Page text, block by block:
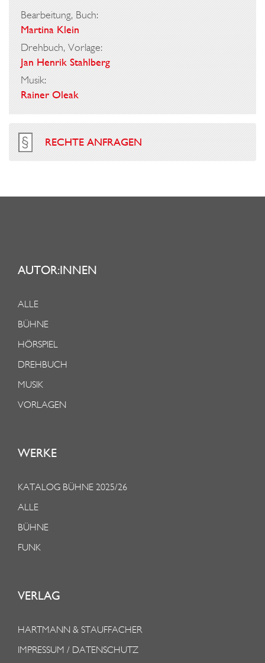
Bearbeitung, Buch:
Martina Klein
Drehbuch, Vorlage:
Jan Henrik Stahlberg
Musik:
Rainer Oleak
RECHTE ANFRAGEN
AUTOR:INNEN
ALLE
BÜHNE
HÖRSPIEL
DREHBUCH
MUSIK
VORLAGEN
WERKE
KATALOG BÜHNE 2025/26
ALLE
BÜHNE
FUNK
VERLAG
HARTMANN & STAUFFACHER
IMPRESSUM / DATENSCHUTZ